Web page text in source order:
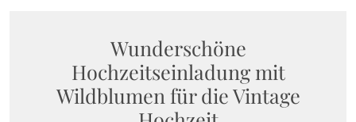
Wunderschöne
Hochzeitseinladung mit
Wildblumen für die Vintage